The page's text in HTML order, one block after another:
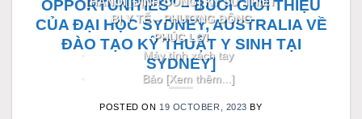
BỊ Y TẾ – PHƯƠNG ĐÔNG
PHÚC LỢI
Máy tính xách tay
Bảo [Xem thêm...]
OPPORTUNITIES” – BUỔI GIỚI THIỆU
CỦA ĐẠI HỌC SYDNEY, AUSTRALIA VỀ
ĐÀO TẠO KỸ THUẬT Y SINH TẠI
SYDNEY]
POSTED ON 19 OCTOBER, 2023 BY